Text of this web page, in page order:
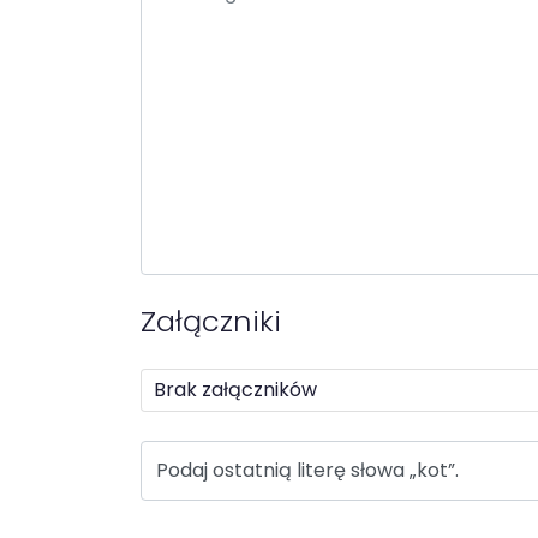
Załączniki
Brak załączników
Odpowiedz na pytanie captcha
Podaj ostatnią literę słowa „kot”.
Rozwiąż captche